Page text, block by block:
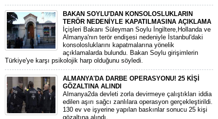
BAKAN SOYLU'DAN KONSOLOSLUKLARIN
TERÖR NEDENİYLE KAPATILMASINA AÇIKLAMA
İçişleri Bakanı Süleyman Soylu İngiltere,Hollanda ve
Almanya'nın terör endişesi nedeniyle İstanbul'daki
konsolosluklarını kapatmalarına yönelik
açıklamalarda bulundu. Bakan Soylu girişimlerin
Türkiye'ye karşı psikolojik harp olduğunu söyledi.
ALMANYA'DA DARBE OPERASYONU! 25 KİŞİ
GÖZALTINA ALINDI
Almanya2da devleti zorla devirmeye çalıştıkları iddia
edilen aşırı sağcı zanlılara operasyon gerçekleştirildi.
130 ev ve işyerine yapılan baskınlar sonucu 25 kişi
gözaltına alındı.